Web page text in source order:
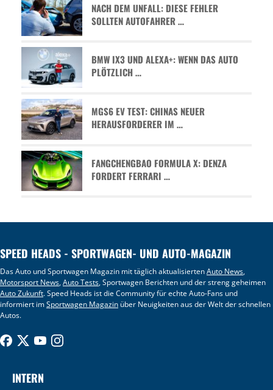
NACH DEM UNFALL: DIESE FEHLER
SOLLTEN AUTOFAHRER …
BMW IX3 UND ALEXA+: WENN DAS AUTO
PLÖTZLICH …
MGS6 EV TEST: CHINAS NEUER
HERAUSFORDERER IM …
FANGCHENGBAO FORMULA X: DENZA
FORDERT FERRARI …
SPEED HEADS - SPORTWAGEN- UND AUTO-MAGAZIN
Das Auto und Sportwagen Magazin mit täglich aktualisiertenAuto News,
Motorsport News,Auto Tests, Sportwagen Berichten und der streng geheimen
Auto Zukunft. Speed Heads ist die Community für echte Auto-Fans und
informiert imSportwagen Magazin über Neuigkeiten aus der Welt der schnellen
Autos.
INTERN